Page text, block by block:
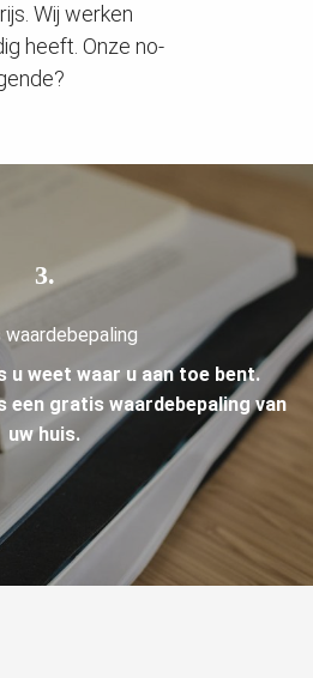
Wij werken
heeft. Onze no-
3.
waardebepaling
u weet waar u aan toe bent.
een gratis waardebepaling van
uw huis.